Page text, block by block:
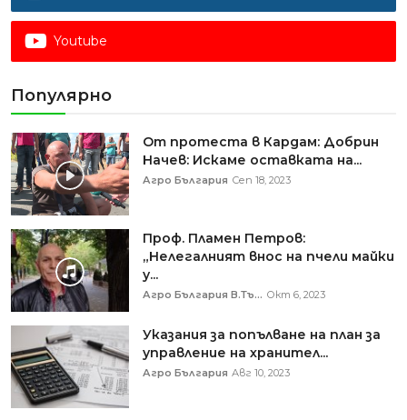
Youtube
Популярно
От протеста в Кардам: Добрин
Начев: Искаме оставката на...
Агро България Сеп 18, 2023
Проф. Пламен Петров:
„Нелегалният внос на пчели майки
у...
Агро България В.Тъ... Окт 6, 2023
Указания за попълване на план за
управление на хранител...
Агро България Авг 10, 2023